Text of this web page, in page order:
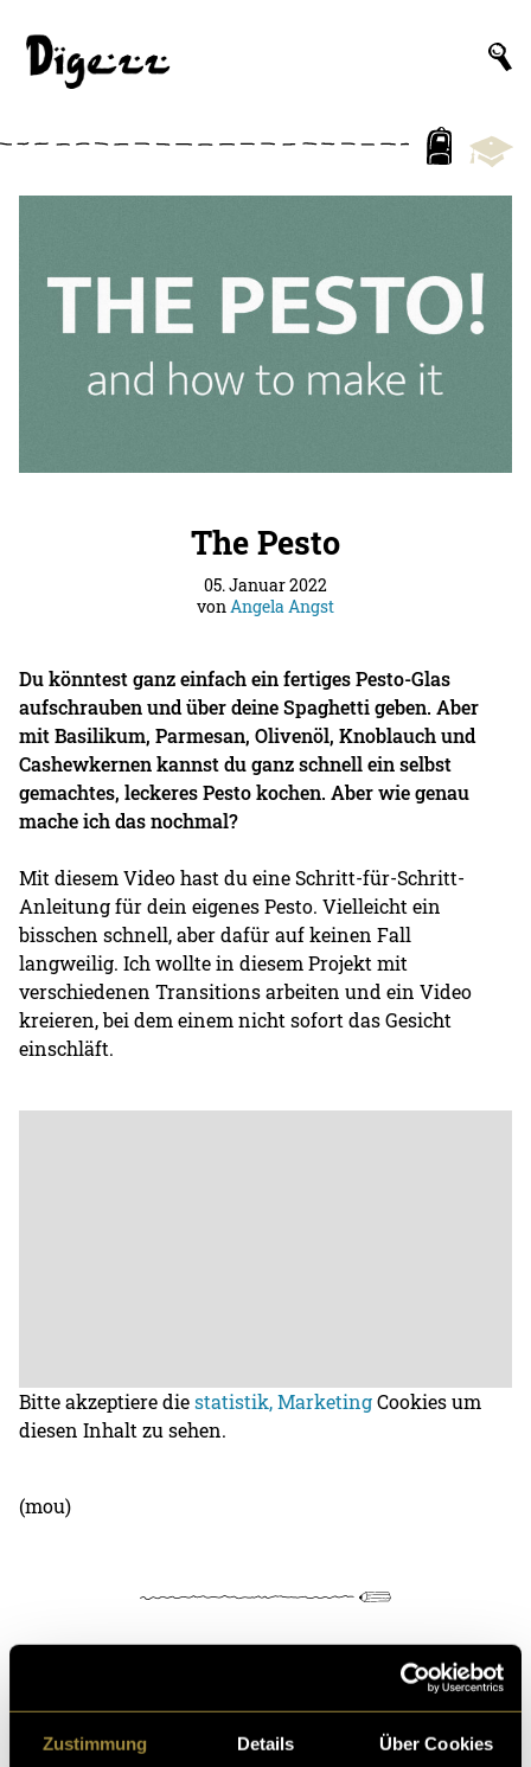
Zustimmung Details Über Cookies
The Pesto
05. Januar 2022
vonAngela Angst
Du könntest ganz einfach ein fertiges Pesto-Glas
aufschrauben und über deine Spaghetti geben. Aber
mit Basilikum, Parmesan, Olivenöl, Knoblauch und
Cashewkernen kannst du ganz schnell ein selbst
gemachtes, leckeres Pesto kochen. Aber wie genau
mache ich das nochmal?
Mit diesem Video hast du eine Schritt-für-Schritt-
Anleitung für dein eigenes Pesto. Vielleicht ein
bisschen schnell, aber dafür auf keinen Fall
langweilig. Ich wollte in diesem Projekt mit
verschiedenen Transitions arbeiten und ein Video
kreieren, bei dem einem nicht sofort das Gesicht
einschläft.
Bitte akzeptiere diestatistik, MarketingCookies um
diesen Inhalt zu sehen.
(mou)